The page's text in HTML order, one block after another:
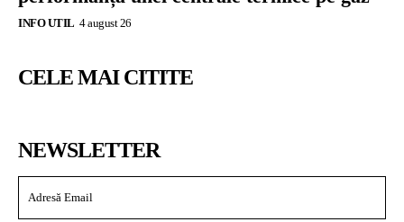
INFO UTIL 4 august 26
CELE MAI CITITE
NEWSLETTER